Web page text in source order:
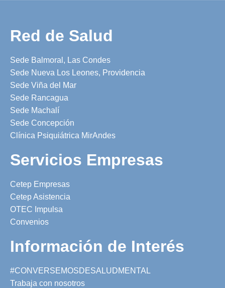
Red de Salud
Sede Balmoral, Las Condes
Sede Nueva Los Leones, Providencia
Sede Viña del Mar
Sede Rancagua
Sede Machalí
Sede Concepción
Clínica Psiquiátrica MirAndes
Servicios Empresas
Cetep Empresas
Cetep Asistencia
OTEC Impulsa
Convenios
Información de Interés
#CONVERSEMOSDESALUDMENTAL
Trabaja con nosotros